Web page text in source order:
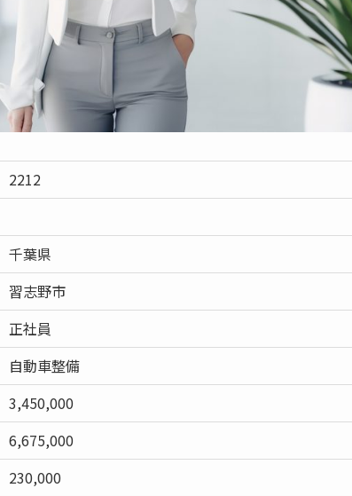
2212
千葉県
習志野市
正社員
自動車整備
3,450,000
6,675,000
230,000